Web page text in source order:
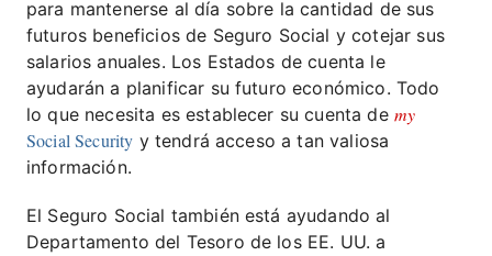
para mantenerse al día sobre la cantidad de sus
futuros beneficios de Seguro Social y cotejar sus
salarios anuales. Los Estados de cuenta le
ayudarán a planificar su futuro económico. Todo
lo que necesita es establecer su cuenta de my
Social Security y tendrá acceso a tan valiosa
información.
El Seguro Social también está ayudando al
Departamento del Tesoro de los EE. UU. a